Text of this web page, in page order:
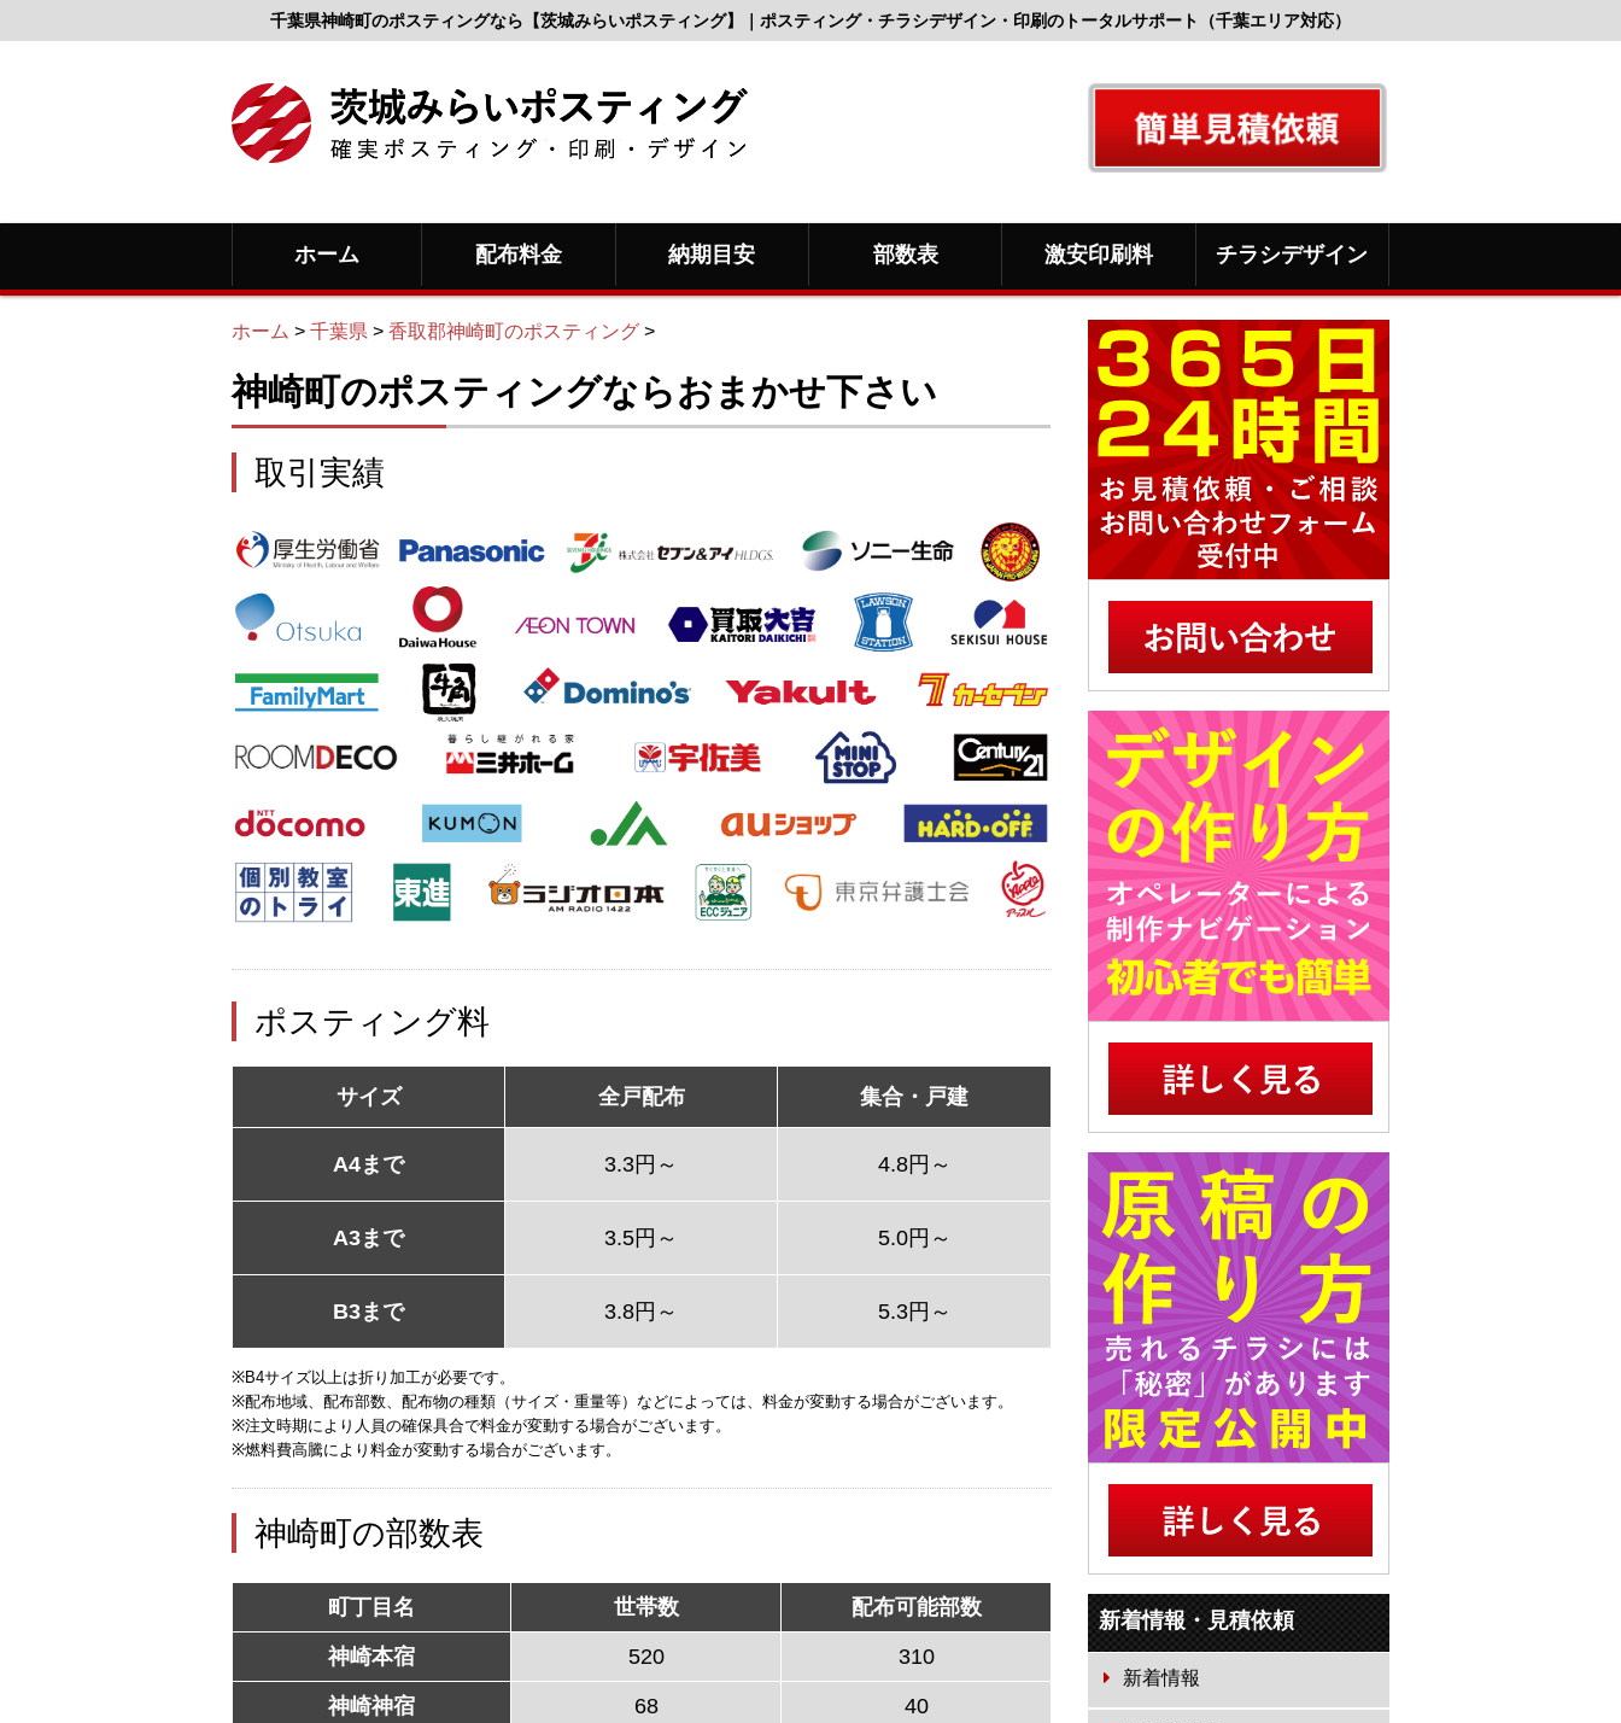
千葉県神崎町のポスティングなら【茨城みらいポスティング】｜ポスティング・チラシデザイン・印刷のトータルサポート（千葉エリア対応）
ホーム 配布料金 納期目安 部数表 激安印刷料 チラシデザイン
ホーム > 千葉県 > 香取郡神崎町のポスティング >
神崎町のポスティングならおまかせ下さい
取引実績
ポスティング料
サイズ 全戸配布 集合・戸建
A4まで 3.3円～ 4.8円～
A3まで 3.5円～ 5.0円～
B3まで 3.8円～ 5.3円～
※B4サイズ以上は折り加工が必要です。
※配布地域、配布部数、配布物の種類（サイズ・重量等）などによっては、料金が変動する場合がございます。
※注文時期により人員の確保具合で料金が変動する場合がございます。
※燃料費高騰により料金が変動する場合がございます。
神崎町の部数表
町丁目名 世帯数 配布可能部数
神崎本宿 520 310
神崎神宿 68 40
新着情報・見積依頼
新着情報